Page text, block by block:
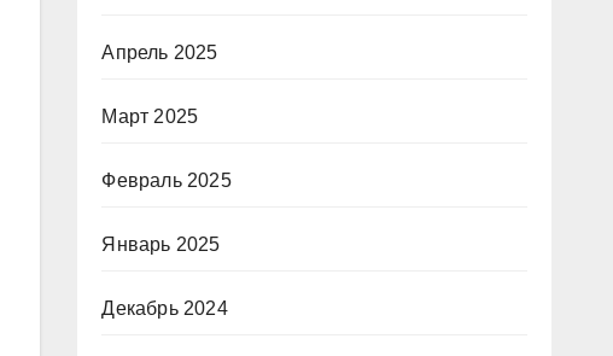
Апрель 2025
Март 2025
Февраль 2025
Январь 2025
Декабрь 2024